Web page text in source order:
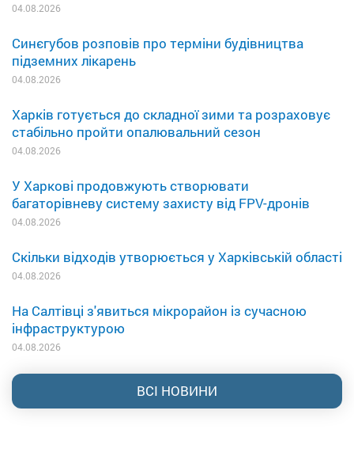
04.08.2026
Синєгубов розповів про терміни будівництва
підземних лікарень
04.08.2026
Харків готується до складної зими та розраховує
стабільно пройти опалювальний сезон
04.08.2026
У Харкові продовжують створювати
багаторівневу систему захисту від FPV-дронів
04.08.2026
Скільки відходів утворюється у Харківській області
04.08.2026
На Салтівці з'явиться мікрорайон із сучасною
інфраструктурою
04.08.2026
ВСІ НОВИНИ